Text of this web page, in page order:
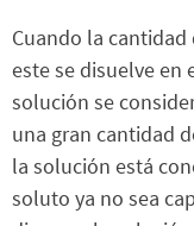
Cuando la
este se disuelve en
solución se
una gran cantidad
la solución está
soluto ya no sea